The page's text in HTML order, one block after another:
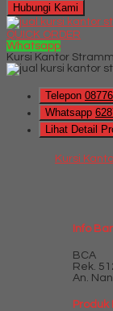
Hubungi Kami
QUICK ORDER
Whatsapp
Kursi Kantor
Telepon
Whatsapp
Lihat Detail
Kursi
Info
BCA
Rek.
An.
Produk